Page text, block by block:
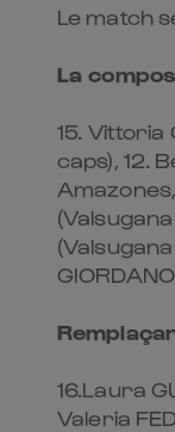
Le match
La
15.⁠ ⁠Vittoria
caps), 12.⁠
16.Laura
⁠Valeria